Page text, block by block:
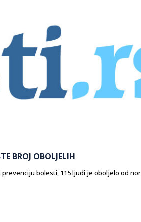
BROJ OBOLJELIH
prevenciju bolesti, 115 ljudi je oboljelo od